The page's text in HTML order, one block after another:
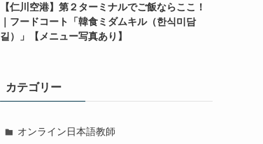
【仁川空港】第２ターミナルでご飯ならここ！
｜フードコート「韓食ミダムキル（한식미담
길）」【メニュー写真あり】
カテゴリー
オンライン日本語教師